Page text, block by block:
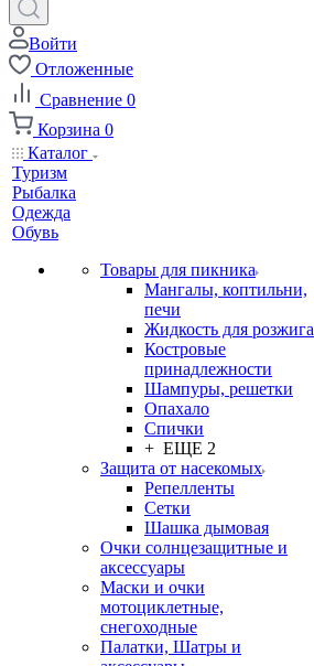
Войти
Отложенные
Сравнение 0
Корзина 0
Каталог
Туризм
Рыбалка
Одежда
Обувь
Товары для пикника
Мангалы, коптильни,
печи
Жидкость для розжига
Костровые
принадлежности
Шампуры, решетки
Опахало
Спички
+ ЕЩЕ 2
Защита от насекомых
Репелленты
Сетки
Шашка дымовая
Очки солнцезащитные и
аксессуары
Маски и очки
мотоциклетные,
снегоходные
Палатки, Шатры и